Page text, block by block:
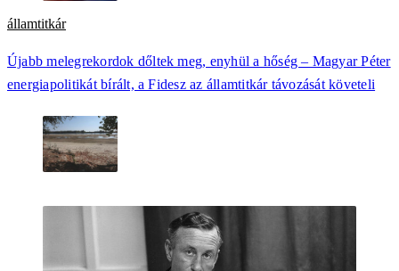
államtitkár
Újabb melegrekordok dőltek meg, enyhül a hőség – Magyar Péter
energiapolitikát bírált, a Fidesz az államtitkár távozását követeli